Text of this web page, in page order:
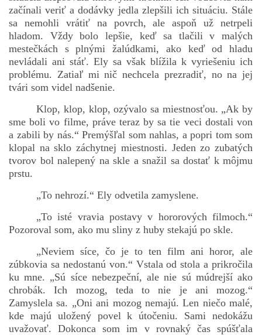
© 2026 eStránky.sk |RSS |WebSlice |Aktualizované 5. 8. 2026|
Hore ↑
začínali veriť a dodávky jedla zlepšili ich situáciu. Stále
sa nemohli vrátiť na povrch, ale aspoň už netrpeli
hladom. Vždy bolo lepšie, keď sa tlačili v malých
mestečkách s plnými žalúdkami, ako keď od hladu
nevládali ani stáť. Ely sa však blížila k vyriešeniu ich
problému. Zatiaľ mi nič nechcela prezradiť, no na jej
tvári som videl nadšenie.
Klop, klop, klop, ozývalo sa miestnosťou. „Ak by
sme boli vo filme, práve teraz by sa tie veci dostali von
a zabili by nás.“ Premýšľal som nahlas, a popri tom som
klopal na sklo záchytnej miestnosti. Jeden zo zubatých
tvorov bol nalepený na skle a snažil sa dostať k môjmu
prstu.
„To nehrozí.“ Ely odvetila zamyslene.
„To isté vravia postavy v hororových filmoch.“
Pozoroval som, ako mu sliny z huby stekajú po skle.
„Neviem síce, čo je to ten film ani horor, ale
zúbkovia sa nedostanú von.“ Vstala od stola a prikročila
ku mne. „Sú síce nebezpeční, ale nie sú múdrejší ako
chrobák. Ich mozog, teda to nie je ani mozog.“
Zamyslela sa. „Oni ani mozog nemajú. Len niečo malé,
kde majú uložený povel k útočeniu. Sami nedokážu
uvažovať. Dokonca som im v rovnaký čas spúšťala